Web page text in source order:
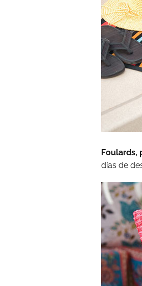
Foulards,
días de